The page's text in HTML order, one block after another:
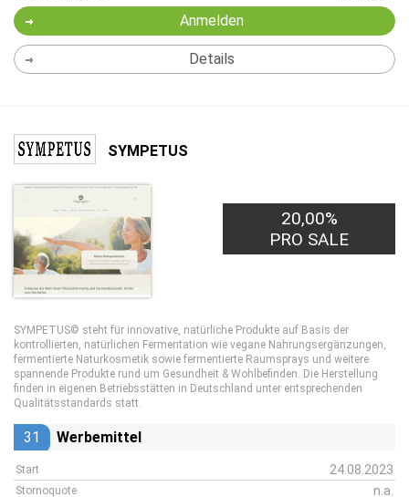
Anmelden
Details
SYMPETUS
20,00%
PRO SALE
SYMPETUS© steht für innovative, natürliche Produkte auf Basis der
kontrollierten, natürlichen Fermentation wie vegane Nahrungsergänzungen,
fermentierte Naturkosmetik sowie fermentierte Raumsprays und weitere
spannende Produkte rund um Gesundheit & Wohlbefinden. Die Herstellung
finden in eigenen Betriebsstätten in Deutschland unter entsprechenden
Qualitätsstandards statt.
31 Werbemittel
Start 24.08.2023
Stornoquote n.a.